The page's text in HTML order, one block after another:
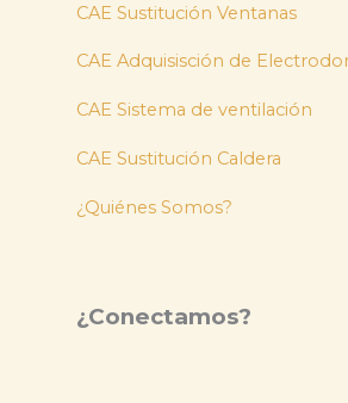
CAE Sustitución Ventanas
CAE Adquisisción de
CAE Sistema de ventilación
CAE Sustitución Caldera
¿Quiénes Somos?
¿Conectamos?